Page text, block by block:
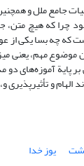
جامع ملل و
چرا که هیچ متن،
که چه بسا یکی از
مهم، یعنی
بر پایة
و تأثیرپذیری
یوز خدا